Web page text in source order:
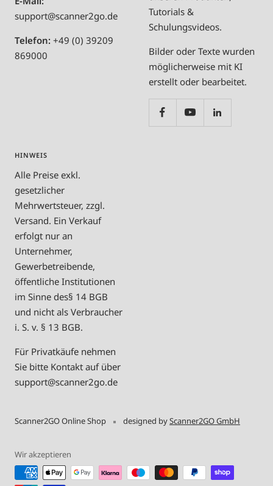
support@scanner2go.de
Telefon: +49 (0) 39209
869000
Tutorials &
Schulungsvideos.
Bilder oder Texte wurden
möglicherweise mit KI
erstellt oder bearbeitet.
HINWEIS
Alle Preise exkl.
gesetzlicher
Mehrwertsteuer, zzgl.
Versand. Ein Verkauf
erfolgt nur an
Unternehmer,
Gewerbetreibende,
öffentliche Institutionen
im Sinne des§ 14 BGB
und nicht als Verbraucher
i. S. v. § 13 BGB.
Für Privatkäufe nehmen
Sie bitte Kontakt auf über
support@scanner2go.de
Scanner2GO Online Shop designed byScanner2GO GmbH
Wir akzeptieren